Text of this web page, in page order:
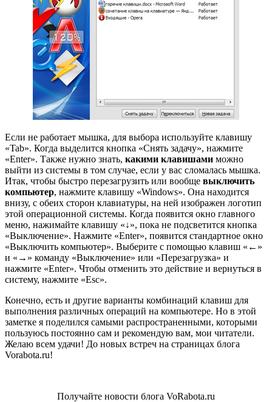
Если не работает мышка, для выбора используйте клавишу
«Tab». Когда выделится кнопка «Снять задачу», нажмите
«Enter». Также нужно знать, какими клавишами можно
выйти из системы в том случае, если у вас сломалась мышка.
Итак, чтобы быстро перезагрузить или вообще выключить
компьютер, нажмите клавишу «Windows». Она находится
внизу, с обеих сторон клавиатуры, на ней изображен логотип
этой операционной системы. Когда появится окно главного
меню, нажимайте клавишу «↓», пока не подсветится кнопка
«Выключение». Нажмите «Enter», появится стандартное окно
«Выключить компьютер». Выберите с помощью клавиш «←»
и «→» команду «Выключение» или «Перезагрузка» и
нажмите «Enter». Чтобы отменить это действие и вернуться в
систему, нажмите «Esc».
Конечно, есть и другие варианты комбинаций клавиш для
выполнения различных операций на компьютере. Но в этой
заметке я поделился самыми распространенными, которыми
пользуюсь постоянно сам и рекомендую вам, мои читатели.
Желаю всем удачи! До новых встреч на страницах блога
Vorabota.ru!
Получайте новости блога VoRabota.ru